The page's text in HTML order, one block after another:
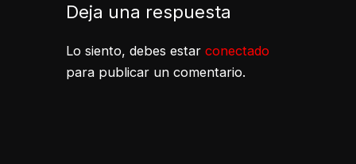
Deja una respuesta
Lo siento, debes estar conectado
para publicar un comentario.